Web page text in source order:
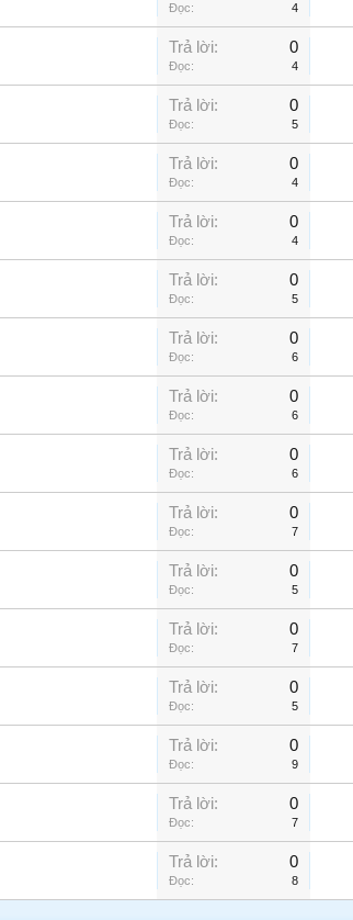
Đọc: 4
Trả lời: 0
Đọc: 4
Trả lời: 0
Đọc: 5
Trả lời: 0
Đọc: 4
Trả lời: 0
Đọc: 4
Trả lời: 0
Đọc: 5
Trả lời: 0
Đọc: 6
Trả lời: 0
Đọc: 6
Trả lời: 0
Đọc: 6
Trả lời: 0
Đọc: 7
Trả lời: 0
Đọc: 5
Trả lời: 0
Đọc: 7
Trả lời: 0
Đọc: 5
Trả lời: 0
Đọc: 9
Trả lời: 0
Đọc: 7
Trả lời: 0
Đọc: 8